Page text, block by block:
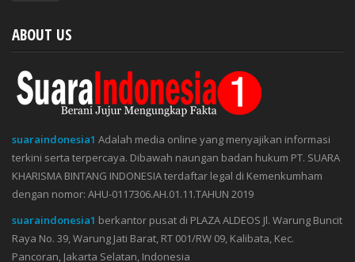
ABOUT US
suaraindonesia1 Adalah media online yang menyajikan informasi
terkini serta terpercaya. Dibawah naungan badan hukum PT. SUARA
KHARISMA BINTANG INDONESIA terdaftar legal di Kemenkumham
dengan nomor: AHU-0117306.AH.01.11.TAHUN 2019
suaraindonesia1 berkantor pusat di PLAZA ALDEOS Jl. Warung Buncit
Raya No. 39, Warung Jati Barat, RT 001/RW 09, Kalibata, Kec.
Pancoran, Jakarta Selatan, Indonesia